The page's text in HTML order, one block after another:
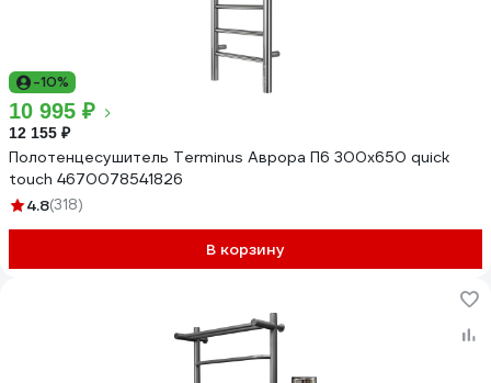
-10%
10 995 ₽
12 155 ₽
Полотенцесушитель Terminus Аврора П6 300x650 quick
touch 4670078541826
4.8(318)
В корзину